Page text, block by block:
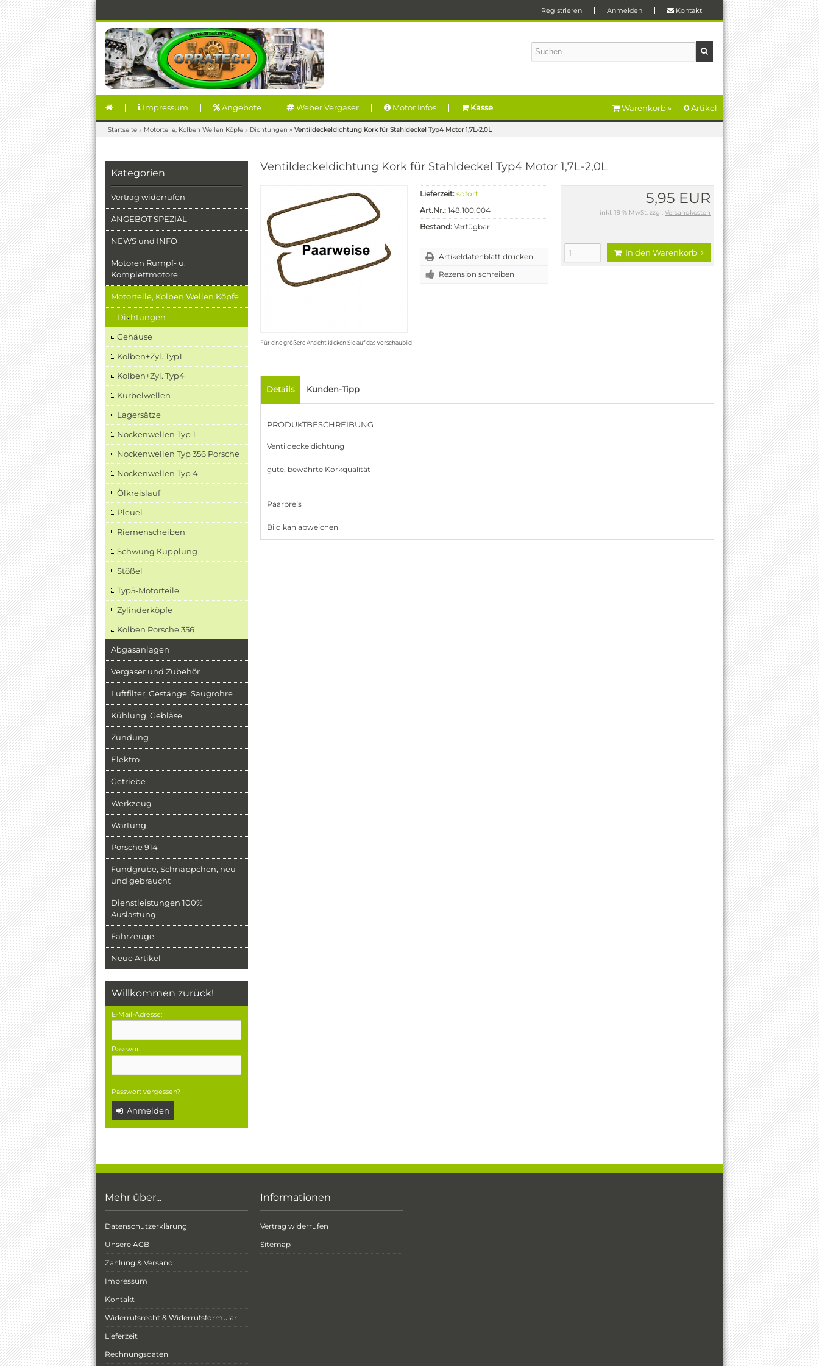
Registrieren Anmelden Kontakt
Impressum Angebote Weber Vergaser Motor Infos Kasse Warenkorb » 0Artikel
Startseite » Motorteile, Kolben Wellen Köpfe » Dichtungen » Ventildeckeldichtung Kork für Stahldeckel Typ4 Motor 1,7L-2,0L
Kategorien
Vertrag widerrufen
ANGEBOT SPEZIAL
NEWS und INFO
Motoren Rumpf- u.
Komplettmotore
Motorteile, Kolben Wellen Köpfe
Dichtungen
Gehäuse
Kolben+Zyl. Typ1
Kolben+Zyl. Typ4
Kurbelwellen
Lagersätze
Nockenwellen Typ 1
Nockenwellen Typ 356 Porsche
Nockenwellen Typ 4
Ölkreislauf
Pleuel
Riemenscheiben
Schwung Kupplung
Stößel
Typ5-Motorteile
Zylinderköpfe
Kolben Porsche 356
Abgasanlagen
Vergaser und Zubehör
Luftfilter, Gestänge, Saugrohre
Kühlung, Gebläse
Zündung
Elektro
Getriebe
Werkzeug
Wartung
Porsche 914
Fundgrube, Schnäppchen, neu
und gebraucht
Dienstleistungen 100%
Auslastung
Fahrzeuge
Neue Artikel
Willkommen zurück!
E-Mail-Adresse:
Passwort:
Passwort vergessen?
Anmelden
Ventildeckeldichtung Kork für Stahldeckel Typ4 Motor 1,7L-2,0L
Für eine größere Ansicht klicken Sie auf das Vorschaubild
Lieferzeit: sofort
Art.Nr.: 148.100.004
Bestand: Verfügbar
Artikeldatenblatt drucken
Rezension schreiben
5,95 EUR
inkl. 19 % MwSt. zzgl. Versandkosten
In den Warenkorb
Details Kunden-Tipp
PRODUKTBESCHREIBUNG
Ventildeckeldichtung
gute, bewährte Korkqualität
Paarpreis
Bild kan abweichen
Mehr über...
Datenschutzerklärung
Unsere AGB
Zahlung & Versand
Impressum
Kontakt
Widerrufsrecht & Widerrufsformular
Lieferzeit
Rechnungsdaten
Informationen
Vertrag widerrufen
Sitemap